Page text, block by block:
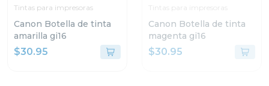
Tintas para impresoras
Canon Botella de tinta
amarilla gi16
$30.95
Tintas para impresoras
Canon Botella de tinta
magenta gi16
$30.95